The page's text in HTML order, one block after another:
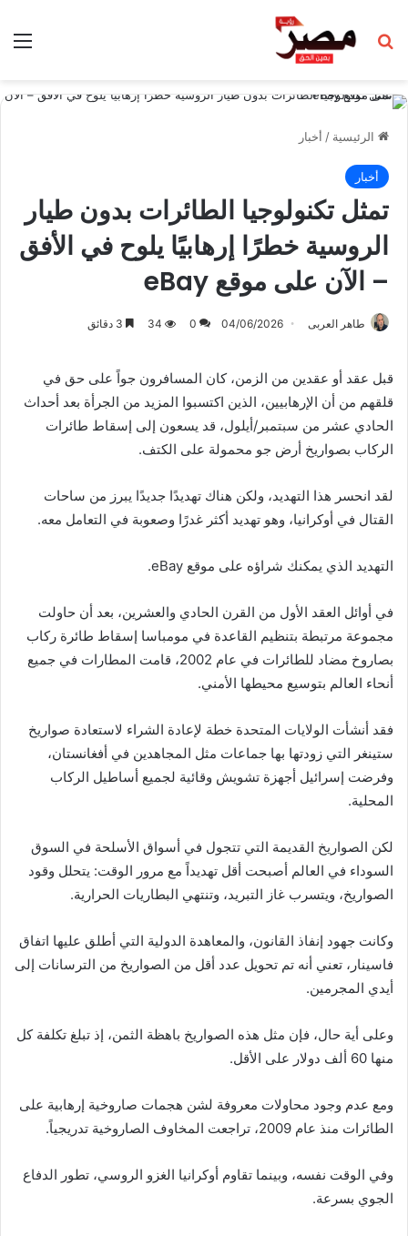
بحث عن
الرئيسية / أخبار
أخبار
تمثل تكنولوجيا الطائرات بدون طيار
الروسية خطرًا إرهابيًا يلوح في الأفق
– الآن على موقع eBay
طاهر العربى 04/06/2026
0
34
قبل عقد أو عقدين من الزمن، كان المسافرون جواً على حق في
قلقهم من أن الإرهابيين، الذين اكتسبوا المزيد من الجرأة بعد أحداث
الحادي عشر من سبتمبر/أيلول، قد يسعون إلى إسقاط طائرات
الركاب بصواريخ أرض جو محمولة على الكتف.
لقد انحسر هذا التهديد، ولكن هناك تهديدًا جديدًا يبرز من ساحات
القتال في أوكرانيا، وهو تهديد أكثر غدرًا وصعوبة في التعامل معه.
التهديد الذي يمكنك شراؤه على موقع eBay.
في أوائل العقد الأول من القرن الحادي والعشرين، بعد أن حاولت
مجموعة مرتبطة بتنظيم القاعدة في مومباسا إسقاط طائرة ركاب
بصاروخ مضاد للطائرات في عام 2002، قامت المطارات في جميع
أنحاء العالم بتوسيع محيطها الأمني.
فقد أنشأت الولايات المتحدة خطة لإعادة الشراء لاستعادة صواريخ
ستينغر التي زودتها بها جماعات مثل المجاهدين في أفغانستان،
وفرضت إسرائيل أجهزة تشويش وقائية لجميع أساطيل الركاب
المحلية.
لكن الصواريخ القديمة التي تتجول في أسواق الأسلحة في السوق
السوداء في العالم أصبحت أقل تهديداً مع مرور الوقت: يتحلل وقود
الصواريخ، ويتسرب غاز التبريد، وتنتهي البطاريات الحرارية.
وكانت جهود إنفاذ القانون، والمعاهدة الدولية التي أطلق عليها اتفاق
فاسينار، تعني أنه تم تحويل عدد أقل من الصواريخ من الترسانات إلى
أيدي المجرمين.
وعلى أية حال، فإن مثل هذه الصواريخ باهظة الثمن، إذ تبلغ تكلفة كل
منها 60 ألف دولار على الأقل.
ومع عدم وجود محاولات معروفة لشن هجمات صاروخية إرهابية على
الطائرات منذ عام 2009، تراجعت المخاوف الصاروخية تدريجياً.
وفي الوقت نفسه، وبينما تقاوم أوكرانيا الغزو الروسي، تطور الدفاع
الجوي بسرعة.